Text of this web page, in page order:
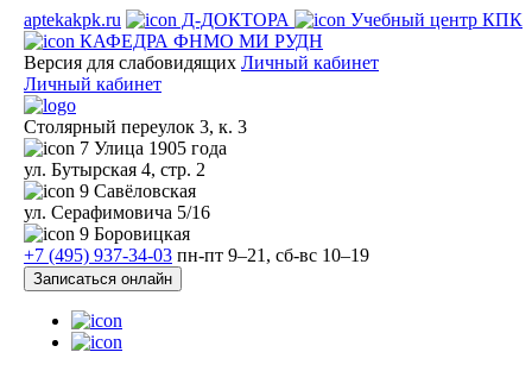
aptekakpk.ru Д-ДОКТОРА
Учебный центр КПК
КАФЕДРА ФНМО МИ РУДН
Версия для слабовидящих Личный кабинет
Личный кабинет
Столярный переулок 3, к. 3
7 Улица 1905 года
ул. Бутырская 4, стр. 2
9 Савёловская
ул. Серафимовича 5/16
9 Боровицкая
+7 (495) 937-34-03 пн-пт 9–21, сб-вс 10–19
Записаться онлайн